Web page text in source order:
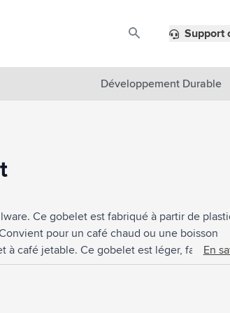
Support
Développement Durable
Ce gobelet est fabriqué à partir de
pour un café chaud ou une boisson
à café jetable. Ce gobelet est léger, facile à
les aliments. Passe au lave-vaisselle et
une économie circulaire. Conception
En